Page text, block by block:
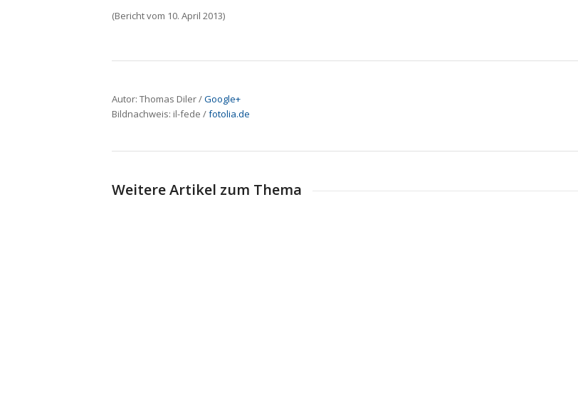
(Bericht vom 10. April 2013)
Autor: Thomas Diler /Google+
Bildnachweis: il-fede /fotolia.de
Weitere Artikel zum Thema